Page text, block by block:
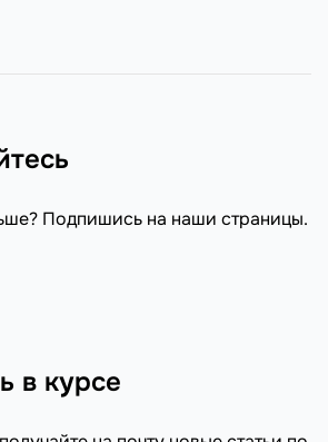
Подпишись на наши страницы.
в курсе